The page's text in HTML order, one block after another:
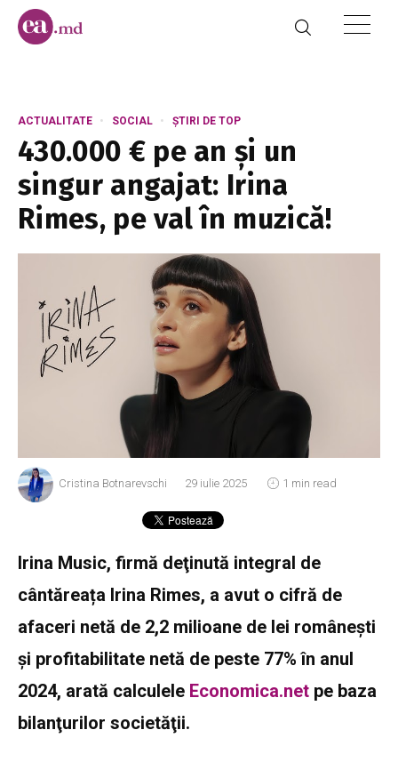
ACTUALITATE SOCIAL ȘTIRI DE TOP
430.000 € pe an și un
singur angajat: Irina
Rimes, pe val în muzică!
Cristina Botnarevschi 29 iulie 2025 1 min read
Irina Music, firmă deţinută integral de
cântăreața Irina Rimes, a avut o cifră de
afaceri netă de 2,2 milioane de lei românești
şi profitabilitate netă de peste 77% în anul
2024, arată calculele Economica.net pe baza
bilanţurilor societăţii.